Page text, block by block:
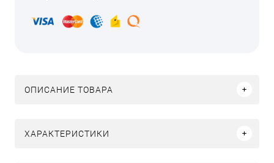
ОПИСАНИЕ ТОВАРА
ХАРАКТЕРИСТИКИ